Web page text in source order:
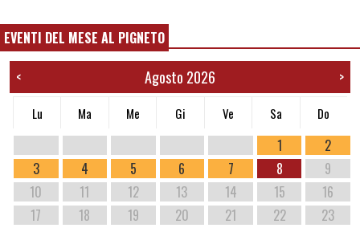
EVENTI DEL MESE AL PIGNETO
< Agosto 2026 >
Lu Ma Me Gi Ve Sa Do
1
2
3
4 5 6 7 8
9
10
11 12 13 14 15
16
17
18 19 20 21 22
23